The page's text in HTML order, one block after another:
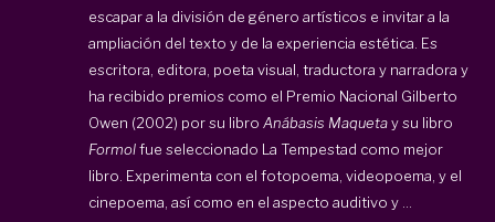
escapar a la división de género artísticos e invitar a la
ampliación del texto y de la experiencia estética. Es
escritora, editora, poeta visual, traductora y narradora y
ha recibido premios como el Premio Nacional Gilberto
Owen (2002) por su libro Anábasis Maquetay su libro
Formolfue seleccionado La Tempestad como mejor
libro. Experimenta con el fotopoema, videopoema, y el
cinepoema, así como en el aspecto auditivo y ...